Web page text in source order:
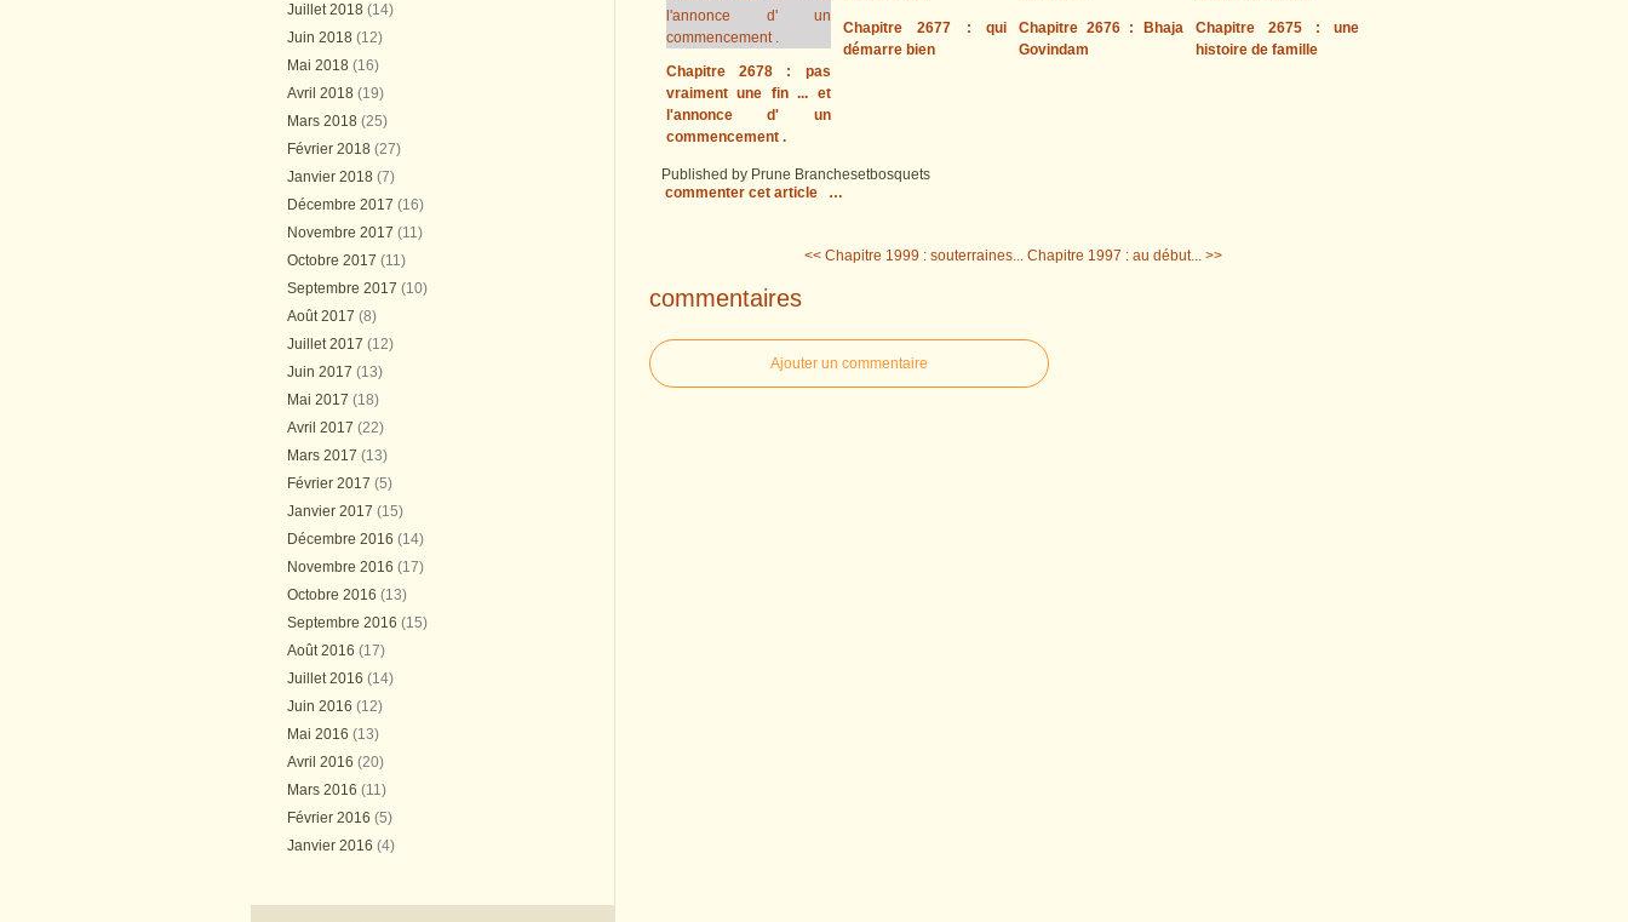
Juillet 2018 (14)
Juin 2018 (12)
Mai 2018 (16)
Avril 2018 (19)
Mars 2018 (25)
Février 2018 (27)
Janvier 2018 (7)
Décembre 2017 (16)
Novembre 2017 (11)
Octobre 2017 (11)
Septembre 2017 (10)
Août 2017 (8)
Juillet 2017 (12)
Juin 2017 (13)
Mai 2017 (18)
Avril 2017 (22)
Mars 2017 (13)
Février 2017 (5)
Janvier 2017 (15)
Décembre 2016 (14)
Novembre 2016 (17)
Octobre 2016 (13)
Septembre 2016 (15)
Août 2016 (17)
Juillet 2016 (14)
Juin 2016 (12)
Mai 2016 (13)
Avril 2016 (20)
Mars 2016 (11)
Février 2016 (5)
Janvier 2016 (4)
Chapitre 2678 : pas
vraiment une fin ... et
l'annonce d' un
commencement .
Chapitre 2677 : qui
démarre bien
Chapitre 2676 : Bhaja
Govindam
Chapitre 2675 : une
histoire de famille
Published by Prune Branchesetbosquets
commenter cet article
…
<< Chapitre 1999 : souterraines... Chapitre 1997 : au début... >>
commentaires
Ajouter un commentaire